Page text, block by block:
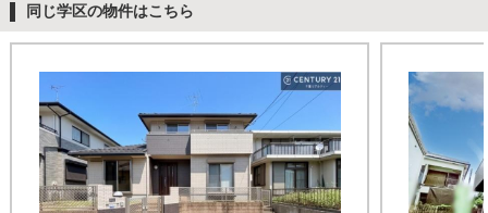
同じ学区の物件はこちら